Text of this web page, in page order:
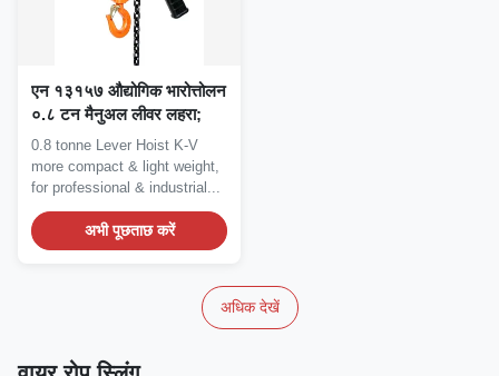
एन १३१५७ औद्योगिक भारोत्तोलन
०.८ टन मैनुअल लीवर लहरा;
0.8 tonne Lever Hoist K-V
more compact & light weight,
for professional & industrial...
अभी पूछताछ करें
अधिक देखें